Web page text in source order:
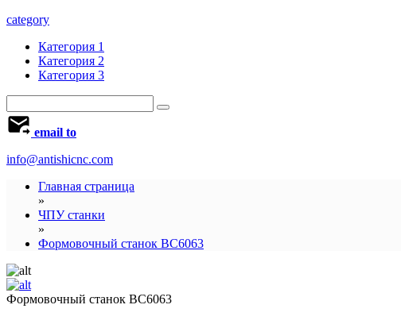
category
Категория 1
Категория 2
Категория 3
email to
info@antishicnc.com
Главная страница
»
ЧПУ станки
»
Формовочный станок BC6063
Формовочный станок BC6063